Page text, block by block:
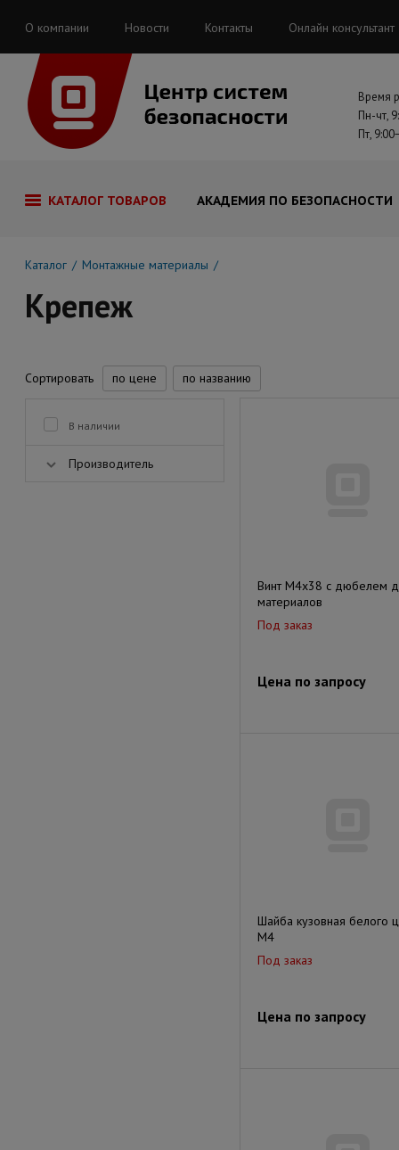
О компании Новости Контакты Онлайн консультант
Время
Пн-чт,
Пт,
КАТАЛОГ ТОВАРОВ АКАДЕМИЯ ПО БЕЗОПАСНОСТИ
Каталог Монтажные материалы
Крепеж
Сортировать по цене по названию
В наличии
Производитель
Винт М4х38 с дюбелем
материалов
Под заказ
Цена по запросу
Шайба кузовная белого
М4
Под заказ
Цена по запросу